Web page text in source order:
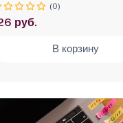
(0)
руб.
В корзину